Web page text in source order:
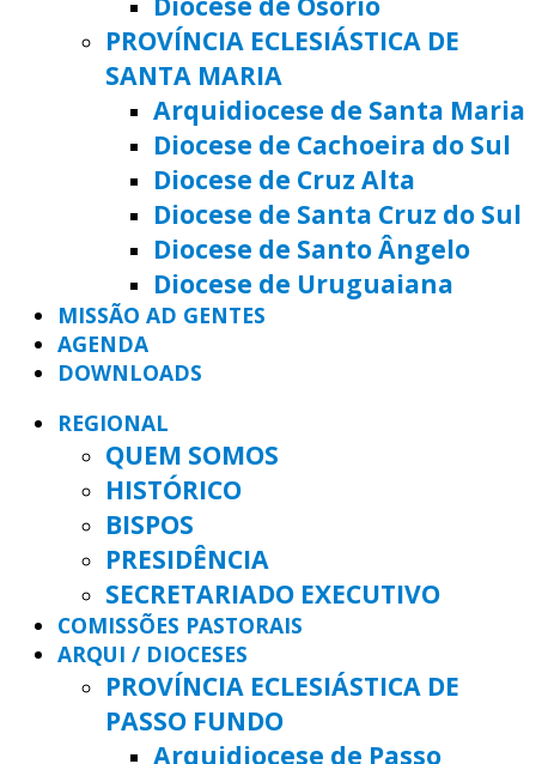
PROVÍNCIA ECLESIÁSTICA DE
SANTA MARIA
Arquidiocese de Santa Maria
Diocese de Cachoeira do Sul
Diocese de Cruz Alta
Diocese de Santa Cruz do Sul
Diocese de Santo Ângelo
Diocese de Uruguaiana
MISSÃO AD GENTES
AGENDA
DOWNLOADS
REGIONAL
QUEM SOMOS
HISTÓRICO
BISPOS
PRESIDÊNCIA
SECRETARIADO EXECUTIVO
COMISSÕES PASTORAIS
ARQUI / DIOCESES
PROVÍNCIA ECLESIÁSTICA DE
PASSO FUNDO
Arquidiocese de Passo